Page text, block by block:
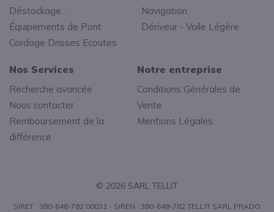
Nos Services
Recherche avancée
Nous contacter
Remboursement de la
différence
Notre entreprise
Conditions Générales de
Vente
Mentions Légales
Déstockage...
Équipements de Pont
Cordage Drisses Ecoutes
Navigation
Dériveur - Voile Légère
© 2026 SARL TELLIT
SIRET : 380-648-782 00031 - SIREN : 380-648-782 TELLIT SARL PRADO